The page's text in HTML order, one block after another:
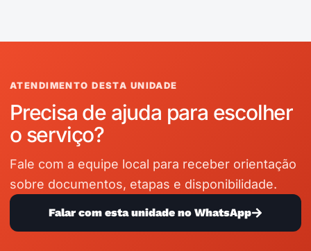
ATENDIMENTO DESTA UNIDADE
Precisa de ajuda para escolher
o serviço?
Fale com a equipe local para receber orientação
sobre documentos, etapas e disponibilidade.
Falar com esta unidade no WhatsApp